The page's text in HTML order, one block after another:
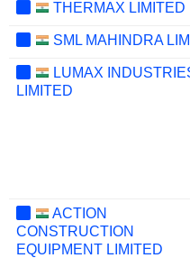
THERMAX LIMITED
SML MAHINDRA
LUMAX
LIMITED
ACTION
CONSTRUCTION
EQUIPMENT LIMITED